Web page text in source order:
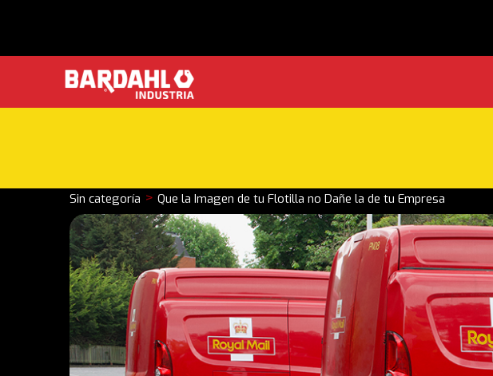
Sin categoría > Que la Imagen de tu Flotilla no Dañe la de tu Empresa